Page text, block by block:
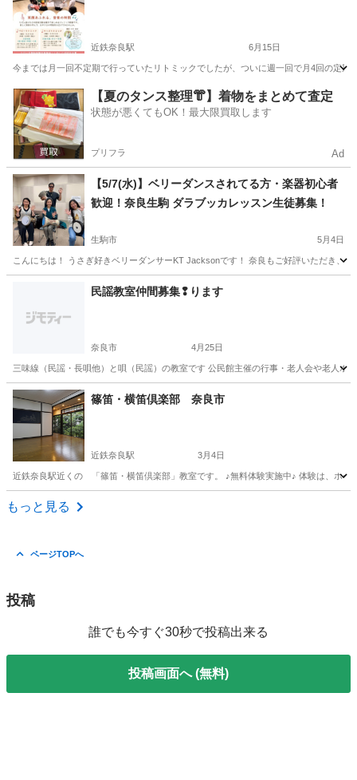
近鉄奈良駅 6月15日
今までは月一回不定期で行っていたリトミックでしたが、ついに週一回で月4回の定
奈良 奈良市 近鉄奈良駅 音楽 不定期
【夏のタンス整理👘】着物をまとめて査定
状態が悪くてもOK！最大限買取します
プリフラ Ad
【5/7(水)】ベリーダンスされてる方・楽器初心者
歓迎！奈良生駒 ダラブッカレッスン生徒募集！
生駒市 5月4日
こんにちは！ うさぎ好きベリーダンサーKT Jacksonです！ 奈良もご好評いただき、
ドラム ダラブッカ
民謡教室仲間募集❢ります
奈良市 4月25日
三味線（民謡・長唄他）と唄（民謡）の教室です 公民館主催の行事・老人会や老人
奈良 奈良市 音楽 民謡
篠笛・横笛倶楽部 奈良市
近鉄奈良駅 3月4日
近鉄奈良駅近くの 「篠笛・横笛倶楽部」教室です。 ♪無料体験実施中♪ 体験は、ホ
奈良 奈良市
もっと見る
ページTOPへ
投稿
誰でも今すぐ30秒で投稿出来る
投稿画面へ (無料)